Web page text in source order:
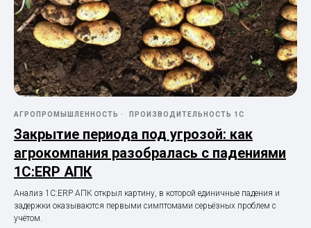
АГРОПРОМЫШЛЕННОСТЬ ПРОИЗВОДИТЕЛЬНОСТЬ 1С
Закрытие периода под угрозой: как
агрокомпания разобралась с падениями
1С:ERP АПК
Анализ 1С:ERP АПК открыл картину, в которой единичные падения и
задержки оказываются первыми симптомами серьёзных проблем с
учётом.